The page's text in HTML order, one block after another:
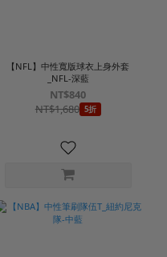
【NFL】中性寬版球衣上身外套
_NFL-深藍
NT$840
NT$1,680 5折